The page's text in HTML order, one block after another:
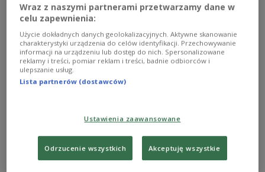
Czołowy polski popularyzator takich gatunków, jak
roots reggae, folk blues, współczesna muzyka
afrykańska i latynoamerykańska.
Weteran Rozgłośni Harcerskiej (od 1972 roku) oraz
Polskiego Radia (od 1979 roku tysiące autorskich
III i IV). Jego „Nocne Muzykowanie” nadawane jest
Współtwórca filmów dokumentalnych i programów
telewizyjnych; organizator pierwszych rodzimych
Wraz z naszymi partnerami przetwarzamy dane w
celu zapewnienia:
Użycie dokładnych danych geolokalizacyjnych. Aktywne skanowanie
charakterystyki urządzenia do celów identyfikacji. Przechowywanie
informacji na urządzeniu lub dostęp do nich. Spersonalizowane
reklamy i treści, pomiar reklam i treści, badnie odbiorców i
ulepszanie usług.
Lista partnerów (dostawców)
Ustawienia zaawansowane
Odrzucenie wszystkich Akceptuję wszystkie